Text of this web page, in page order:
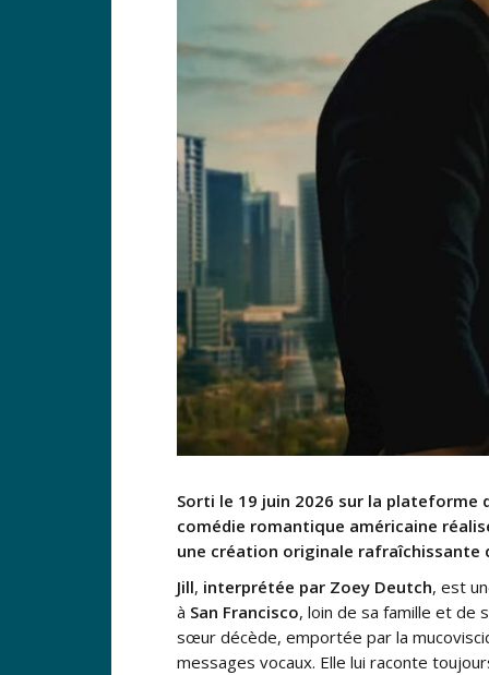
Sorti le 19 juin 2026 sur la
comédie romantique américaine
une création originale
Jill, interprétée par Zoey Deutch, est
à San Francisco, loin de sa famille et de
sœur décède, emportée par la
messages vocaux. Elle lui raconte